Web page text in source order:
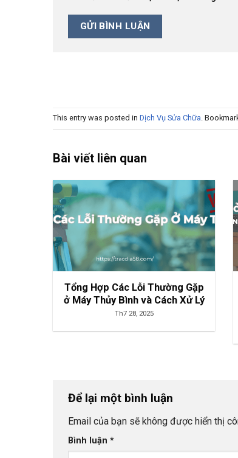
This entry was posted in Dịch Vụ Sửa Chữa.
Bài viết liên quan
Tổng Hợp Các Lỗi Thường Gặp
ở Máy Thủy Bình và Cách Xử Lý
Th7 28, 2025
Để lại một bình luận
Email của bạn sẽ không được hiển thị
Bình luận *